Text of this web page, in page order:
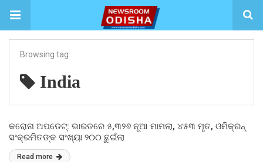
Browsing tag
India
କରୋନା ଅପଡେଟ୍: ଭାରତରେ ୫,୩୨୬ ନୂଆ ମାମଲା, ୪୫୩ ମୃତ, ଓମିକ୍ରନ୍
ସଂକ୍ରମିତଙ୍କ ସଂଖ୍ୟା ୨୦୦ ଛୁଇଁଲା
Read more